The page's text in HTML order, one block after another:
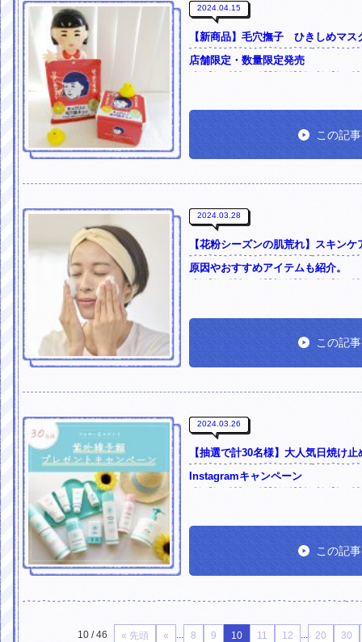
2024.04.15
【新商品】毛穴撫子 ひきしめマ
店舗限定・数量限定発売
この記
2024.03.28
【花粉シーズンの肌荒れ】スキン
原因やおすすめアイテムも紹介。
この記
2024.03.26
【抽選で計30名様】大人気日焼け
Instagramキャンペーン
この記
10 / 46 « 先頭 « 8 9 10 11 12 20 30